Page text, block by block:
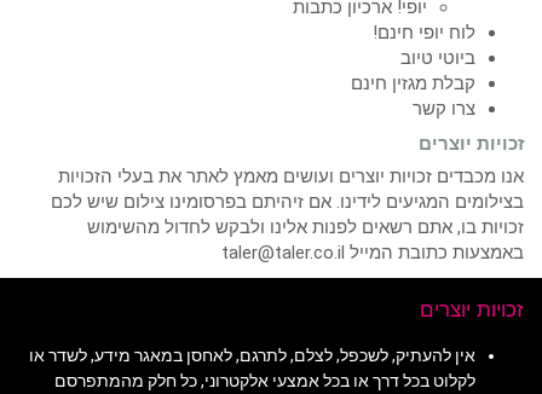
יופי! ארכיון כתבות
לוח יופי חינם!
ביוטי טיוב
קבלת מגזין חינם
צרו קשר
זכויות יוצרים
אנו מכבדים זכויות יוצרים ועושים מאמץ לאתר את בעלי הזכויות
בצילומים המגיעים לידינו. אם זיהיתם בפרסומינו צילום שיש לכם
זכויות בו, אתם רשאים לפנות אלינו ולבקש לחדול מהשימוש
באמצעות כתובת המייל taler@taler.co.il
זכויות יוצרים
אין להעתיק, לשכפל, לצלם, לתרגם, לאחסן במאגר מידע, לשדר או
לקלוט בכל דרך או בכל אמצעי אלקטרוני, כל חלק מהמתפרסם